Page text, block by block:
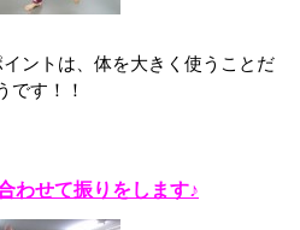
ントは、体を大きく使うことだ
です！！
わせて振りをします♪